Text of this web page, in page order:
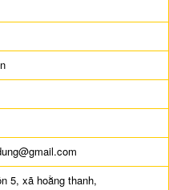
5, xã hoằng thanh,